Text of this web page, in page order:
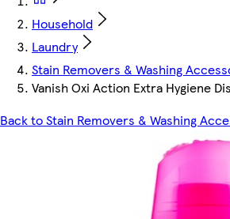
Household
Laundry
Stain Removers & Washing
Vanish Oxi Action Extra Hygiene
Back to Stain Removers & Washing